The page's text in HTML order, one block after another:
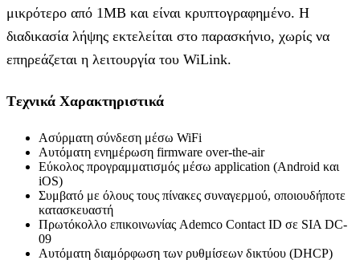
μικρότερο από 1MB και είναι κρυπτογραφημένο. Η
διαδικασία λήψης εκτελείται στο παρασκήνιο, χωρίς να
επηρεάζεται η λειτουργία του WiLink.
Tεχνικά Χαρακτηριστικά
Ασύρματη σύνδεση μέσω WiFi
Αυτόματη ενημέρωση firmware οver-the-air
Εύκολος προγραμματισμός μέσω application (Android και
iOS)
Συμβατό με όλους τους πίνακες συναγερμού, οποιουδήποτε
κατασκευαστή
Πρωτόκολλο επικοινωνίας Ademco Contact ID σε SIA DC-
09
Αυτόματη διαμόρφωση των ρυθμίσεων δικτύου (DHCP)